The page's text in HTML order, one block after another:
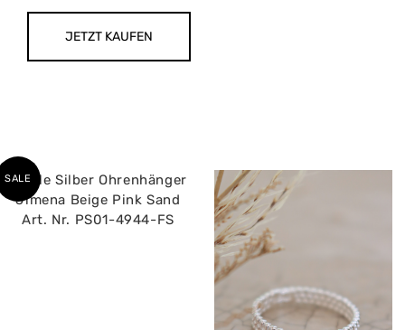
JETZT KAUFEN
SALE